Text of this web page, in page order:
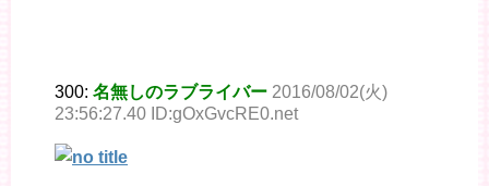
300: 名無しのラブライバー 2016/08/02(火)
23:56:27.40 ID:gOxGvcRE0.net